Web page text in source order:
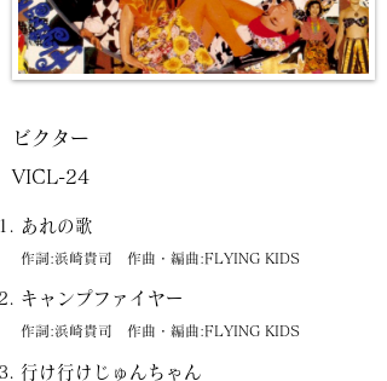
あれの歌
作詞:浜崎貴司 作曲・編曲:FLYING KIDS
キャンプファイヤー
作詞:浜崎貴司 作曲・編曲:FLYING KIDS
行け行けじゅんちゃん
ビクター
VICL-24